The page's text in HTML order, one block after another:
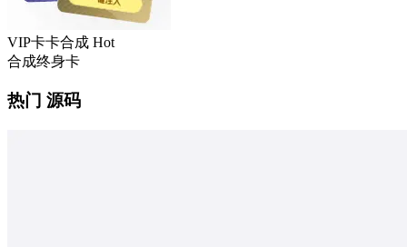
VIP卡卡合成 Hot
合成终身卡
热门 源码